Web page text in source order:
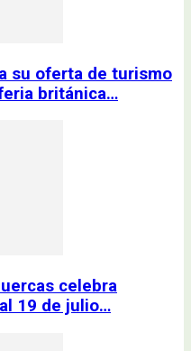
su oferta de turismo
británica…
celebra
19 de julio…